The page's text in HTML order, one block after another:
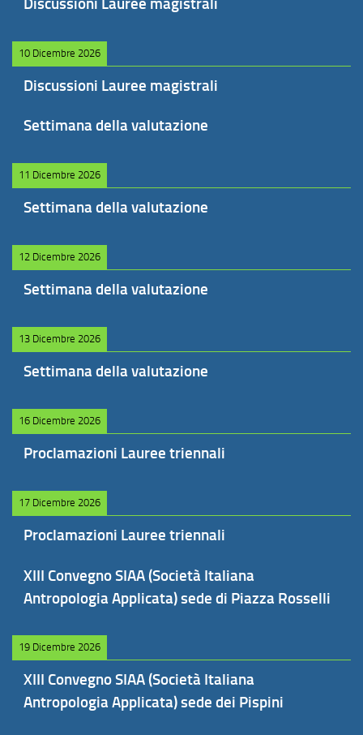
10 Dicembre 2026
Discussioni Lauree magistrali
Settimana della valutazione
11 Dicembre 2026
Settimana della valutazione
12 Dicembre 2026
Settimana della valutazione
13 Dicembre 2026
Settimana della valutazione
16 Dicembre 2026
Proclamazioni Lauree triennali
17 Dicembre 2026
Proclamazioni Lauree triennali
XIII Convegno SIAA (Società Italiana
Antropologia Applicata) sede di Piazza Rosselli
19 Dicembre 2026
XIII Convegno SIAA (Società Italiana
Antropologia Applicata) sede dei Pispini